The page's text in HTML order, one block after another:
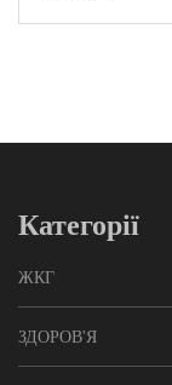
Категорії
ЖКГ
ЗДОРОВ'Я